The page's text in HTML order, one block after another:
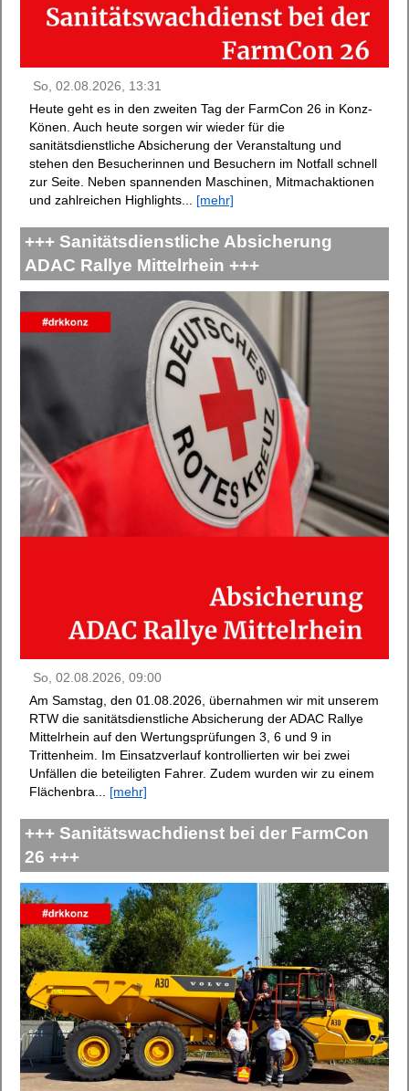
So, 02.08.2026, 13:31
Heute geht es in den zweiten Tag der FarmCon 26 in Konz-
Könen. Auch heute sorgen wir wieder für die
sanitätsdienstliche Absicherung der Veranstaltung und
stehen den Besucherinnen und Besuchern im Notfall schnell
zur Seite. Neben spannenden Maschinen, Mitmachaktionen
und zahlreichen Highlights... [mehr]
+++ Sanitätsdienstliche Absicherung
ADAC Rallye Mittelrhein +++
So, 02.08.2026, 09:00
Am Samstag, den 01.08.2026, übernahmen wir mit unserem
RTW die sanitätsdienstliche Absicherung der ADAC Rallye
Mittelrhein auf den Wertungsprüfungen 3, 6 und 9 in
Trittenheim. Im Einsatzverlauf kontrollierten wir bei zwei
Unfällen die beteiligten Fahrer. Zudem wurden wir zu einem
Flächenbra... [mehr]
+++ Sanitätswachdienst bei der FarmCon
26 +++